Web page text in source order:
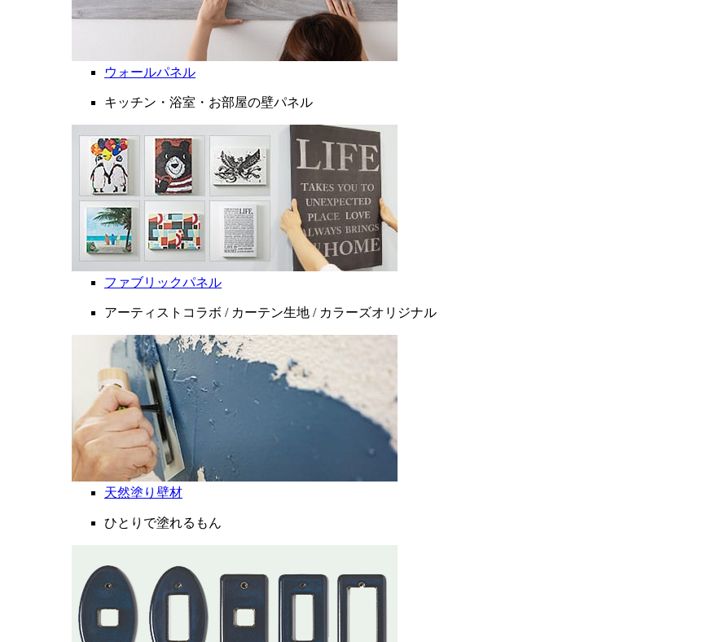
ウォールパネル
キッチン・浴室・お部屋の壁パネル
ファブリックパネル
アーティストコラボ / カーテン生地 / カラーズオリジナル
天然塗り壁材
ひとりで塗れるもん